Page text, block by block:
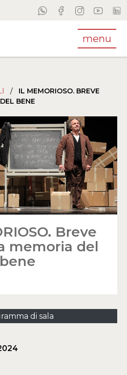
menu
/
IL MEMORIOSO. BREVE
BENE
Breve
memoria del
bene
di sala